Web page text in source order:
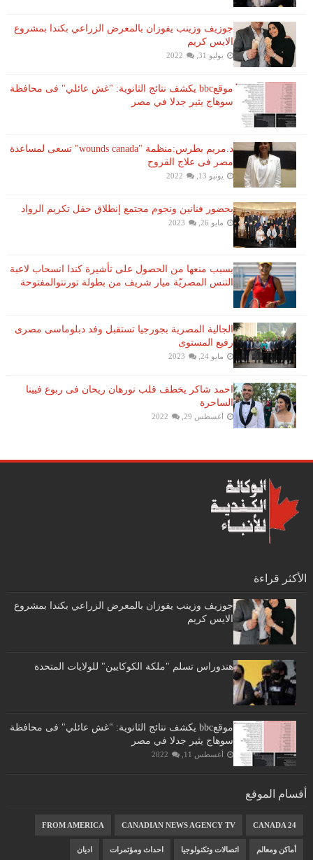
جوزيف وزينب يفوزان بالمعرض الزراعي بكندا بمشروع
الايس كريم
يوليو 31, 2022
موقعbbc يكشف نتائج الثانوية: "غش عائلي" فى محافظة
سوهاج يثير جدلا في مصر
د.مريم بطرس:منظمة "wounds canada" تسعى لمساعدة
مصر فى علاج القروح
يونيو 13, 2022
بحضور فنانين ونجوم مجتمع إنطلاق حفل تكريم الرواد
مايو 26, 2023
بسبب منعها من الحصول على تأشيرة كندا انسحاب لاعبة ​
التنس​ المصريّة ​ميار شريف​ من بطولة ​تورنتو​المفتوحة
الجالية المصرية بجورجيا تستقبل وفد دبلوماسى مصرى
رفيع المستوى
مايو 24, 2023
احمد شاكر يخطف قلب نورهان ريحان فى ربوع فيينا
الساحرة
أغسطس 29, 2022
الأكثر قراءة
جوزيف وزينب يفوزان بالمعرض الزراعي بكندا بمشروع
الايس كريم
هندوراس تسلم "ملكة الكوكايين" للولايات المتحدة
موقعbbc يكشف نتائج الثانوية: "غش عائلي" فى محافظة
سوهاج يثير جدلا في مصر
أغسطس 11, 2022
أقسام الموقع
CANADA 24
CANADIAN NEWS AGENCY TV
FROM AMERICA
أماكن ومعالم اتصالات وتكنولوجيا احداث ومؤتمرات اديان